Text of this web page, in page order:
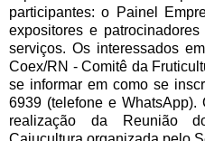
participantes: o Painel
expositores e
serviços. Os interessados
Coex/RN - Comitê da
se informar em como se
6939 (telefone e
realização da Reunião